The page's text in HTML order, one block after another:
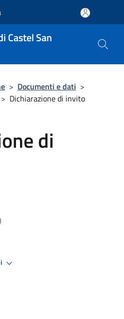
Castel San
> Documenti e dati >
> Dichiarazione di invito
di